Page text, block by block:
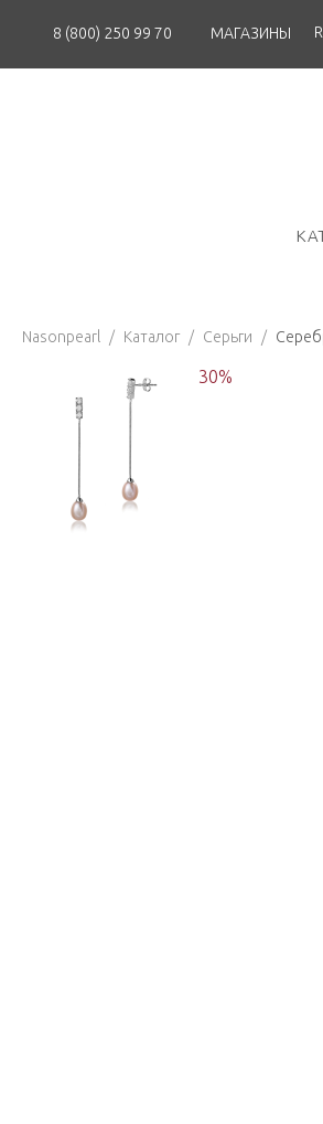
8 (800) 250 99 70 МАГАЗИНЫ
Nasonpearl / Каталог / Серьги /
30%